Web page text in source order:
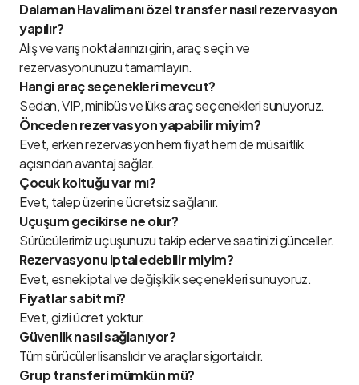
Dalaman Havalimanı özel transfer nasıl rezervasyon
yapılır?
Alış ve varış noktalarınızı girin, araç seçin ve
rezervasyonunuzu tamamlayın.
Hangi araç seçenekleri mevcut?
Sedan, VIP, minibüs ve lüks araç seçenekleri sunuyoruz.
Önceden rezervasyon yapabilir miyim?
Evet, erken rezervasyon hem fiyat hem de müsaitlik
açısından avantaj sağlar.
Çocuk koltuğu var mı?
Evet, talep üzerine ücretsiz sağlanır.
Uçuşum gecikirse ne olur?
Sürücülerimiz uçuşunuzu takip eder ve saatinizi günceller.
Rezervasyonu iptal edebilir miyim?
Evet, esnek iptal ve değişiklik seçenekleri sunuyoruz.
Fiyatlar sabit mi?
Evet, gizli ücret yoktur.
Güvenlik nasıl sağlanıyor?
Tüm sürücüler lisanslıdır ve araçlar sigortalıdır.
Grup transferi mümkün mü?